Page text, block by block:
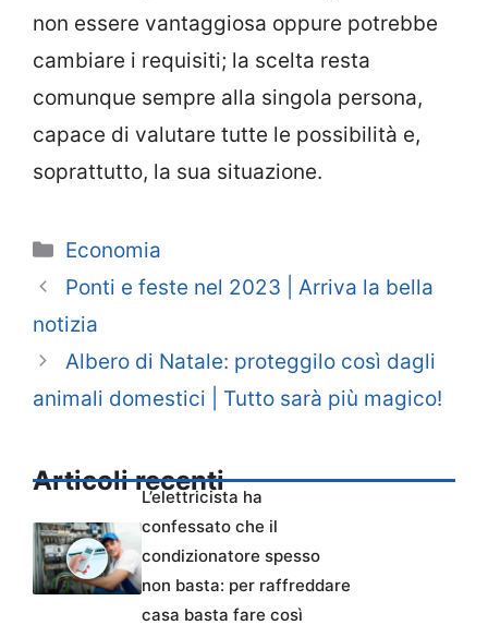
non essere vantaggiosa oppure potrebbe
cambiare i requisiti; la scelta resta
comunque sempre alla singola persona,
capace di valutare tutte le possibilità e,
soprattutto, la sua situazione.
Categorie
Economia
Ponti e feste nel 2023 | Arriva la bella
notizia
Albero di Natale: proteggilo così dagli
animali domestici | Tutto sarà più magico!
Articoli recenti
L’elettricista ha
confessato che il
condizionatore spesso
non basta: per raffreddare
casa basta fare così